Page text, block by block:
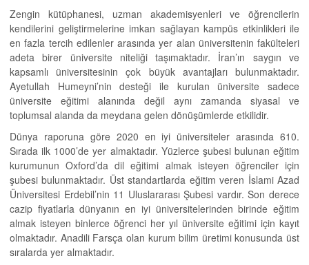
Zengin kütüphanesi, uzman akademisyenleri ve öğrencilerin
kendilerini geliştirmelerine imkan sağlayan kampüs etkinlikleri ile
en fazla tercih edilenler arasında yer alan üniversitenin fakülteleri
adeta birer üniversite niteliği taşımaktadır. İran’ın saygın ve
kapsamlı üniversitesinin çok büyük avantajları bulunmaktadır.
Ayetullah Humeyni’nin desteği ile kurulan üniversite sadece
üniversite eğitimi alanında değil aynı zamanda siyasal ve
toplumsal alanda da meydana gelen dönüşümlerde etkilidir.
Dünya raporuna göre 2020 en iyi üniversiteler arasında 610.
Sırada ilk 1000’de yer almaktadır. Yüzlerce şubesi bulunan eğitim
kurumunun Oxford’da dil eğitimi almak isteyen öğrenciler için
şubesi bulunmaktadır. Üst standartlarda eğitim veren İslami Azad
Üniversitesi Erdebil’nin 11 Uluslararası Şubesi vardır. Son derece
cazip fiyatlarla dünyanın en iyi üniversitelerinden birinde eğitim
almak isteyen binlerce öğrenci her yıl üniversite eğitimi için kayıt
olmaktadır. Anadili Farsça olan kurum bilim üretimi konusunda üst
sıralarda yer almaktadır.